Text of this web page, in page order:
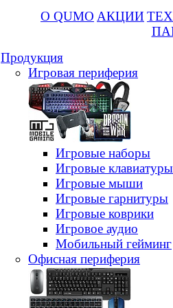
О QUMO АКЦИИ
Продукция
Игровая периферия
Игровые наборы
Игровые клавиатуры
Игровые мыши
Игровые гарнитуры
Игровые коврики
Игровое аудио
Мобильный гейминг
Офисная периферия